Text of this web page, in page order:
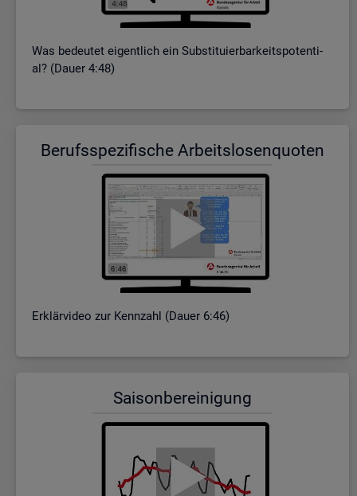
Was be­deu­tet ei­gent­lich ein Sub­sti­tu­ier­bar­keits­po­ten­ti­
al? (Dauer 4:48)
Be­rufs­spe­zi­fi­sche Ar­beits­lo­sen­quo­ten
Er­klär­vi­deo zur Kenn­zahl (Dauer 6:46)
Sai­son­be­rei­ni­gung